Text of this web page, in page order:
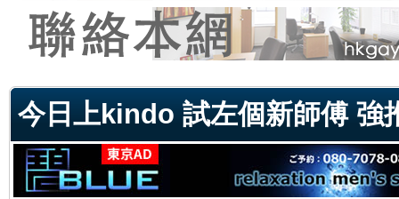
今日上kindo 試左個新師傅 強